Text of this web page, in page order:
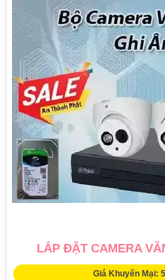
LẮP ĐẶT CAMERA
Giá Khuyến Mại: